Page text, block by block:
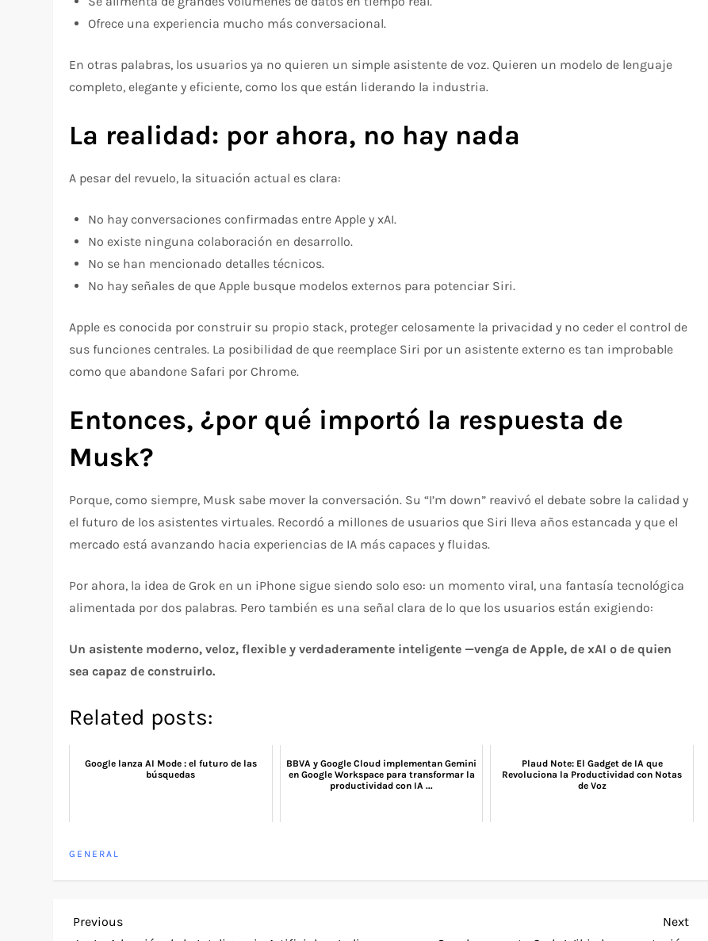
Ofrece una experiencia mucho más conversacional.
En otras palabras, los usuarios ya no quieren un simple asistente de voz. Quieren un modelo de lenguaje
completo, elegante y eficiente, como los que están liderando la industria.
La realidad: por ahora, no hay nada
A pesar del revuelo, la situación actual es clara:
No hay conversaciones confirmadas entre Apple y xAI.
No existe ninguna colaboración en desarrollo.
No se han mencionado detalles técnicos.
No hay señales de que Apple busque modelos externos para potenciar Siri.
Apple es conocida por construir su propio stack, proteger celosamente la privacidad y no ceder el control de
sus funciones centrales. La posibilidad de que reemplace Siri por un asistente externo es tan improbable
como que abandone Safari por Chrome.
Entonces, ¿por qué importó la respuesta de
Musk?
Porque, como siempre, Musk sabe mover la conversación. Su “I’m down” reavivó el debate sobre la calidad y
el futuro de los asistentes virtuales. Recordó a millones de usuarios que Siri lleva años estancada y que el
mercado está avanzando hacia experiencias de IA más capaces y fluidas.
Por ahora, la idea de Grok en un iPhone sigue siendo solo eso: un momento viral, una fantasía tecnológica
alimentada por dos palabras. Pero también es una señal clara de lo que los usuarios están exigiendo:
Un asistente moderno, veloz, flexible y verdaderamente inteligente —venga de Apple, de xAI o de quien
sea capaz de construirlo.
Related posts:
Google lanza AI Mode : el futuro de las
búsquedas
BBVA y Google Cloud implementan Gemini
en Google Workspace para transformar la
productividad con IA ...
Plaud Note: El Gadget de IA que
Revoluciona la Productividad con Notas
de Voz
GENERAL
P
Previous
Previous
Next
Next